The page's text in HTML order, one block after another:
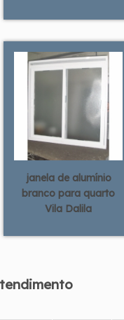
janela de alumínio
branco para quarto
Vila Dalila